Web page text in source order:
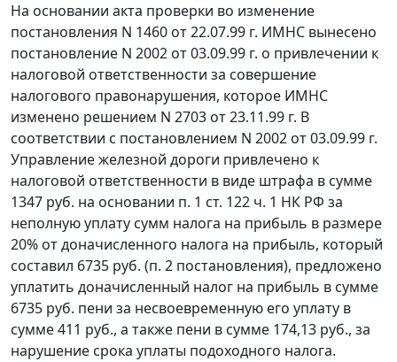
На основании акта проверки во изменение
постановления N 1460 от 22.07.99 г. ИМНС вынесено
постановление N 2002 от 03.09.99 г. о привлечении к
налоговой ответственности за совершение
налогового правонарушения, которое ИМНС
изменено решением N 2703 от 23.11.99 г. В
соответствии с постановлением N 2002 от 03.09.99 г.
Управление железной дороги привлечено к
налоговой ответственности в виде штрафа в сумме
1347 руб. на основании п. 1 ст. 122 ч. 1 НК РФ за
неполную уплату сумм налога на прибыль в размере
20% от доначисленного налога на прибыль, который
составил 6735 руб. (п. 2 постановления), предложено
уплатить доначисленный налог на прибыль в сумме
6735 руб. пени за несвоевременную его уплату в
сумме 411 руб., а также пени в сумме 174,13 руб., за
нарушение срока уплаты подоходного налога.